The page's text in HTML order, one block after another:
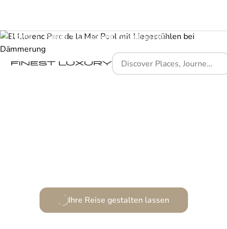
Home Places El Llorenç Parc de la Mar
Ihre Reise gestalten lassen